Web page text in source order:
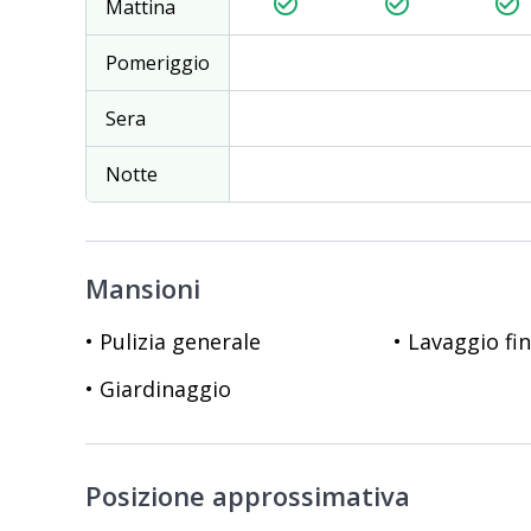
Mattina
Pomeriggio
Sera
Notte
Mansioni
• Pulizia generale • Lavaggio
• Giardinaggio
Posizione approssimativa